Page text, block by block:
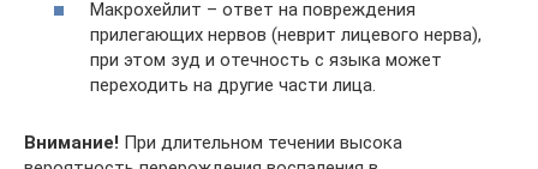
Макрохейлит – ответ на повреждения
прилегающих нервов (неврит лицевого нерва),
при этом зуд и отечность с языка может
переходить на другие части лица.
Внимание! При длительном течении высока